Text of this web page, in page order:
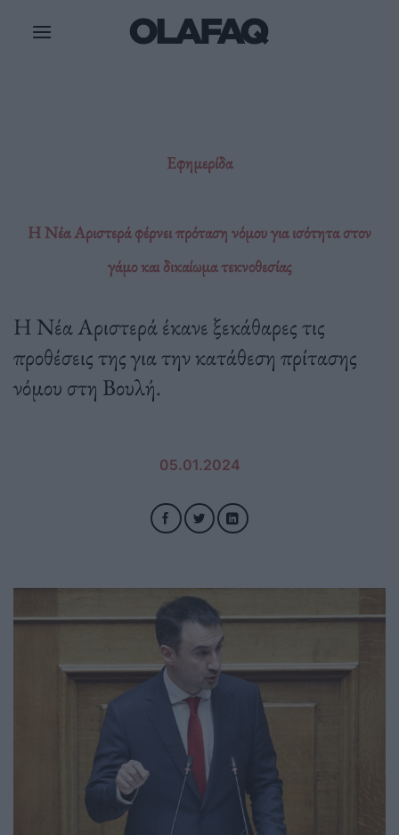
Εφημερίδα
Η Νέα Αριστερά φέρνει πρόταση νόμου για ισότητα στον
γάμο και δικαίωμα τεκνοθεσίας
Η Νέα Αριστερά έκανε ξεκάθαρες τις
προθέσεις της για την κατάθεση πρίτασης
νόμου στη Βουλή.
05.01.2024